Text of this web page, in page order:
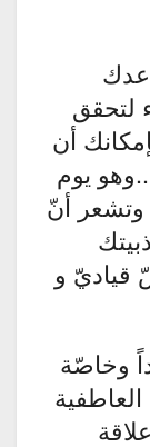
لتحقق
أن
يوم
أنّ
قياديّ و
وخاصّة
العاطفية